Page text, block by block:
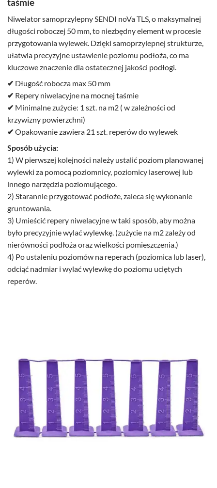
Niwelator samoprzylepny SENDI noVa TLS, o maksymalnej
długości roboczej 50 mm, to niezbędny element w procesie
przygotowania wylewek. Dzięki samoprzylepnej strukturze,
ułatwia precyzyjne ustawienie poziomu podłoża, co ma
kluczowe znaczenie dla ostatecznej jakości podłogi.
✔ Długość robocza max 50 mm
✔ Repery niwelacyjne na mocnej taśmie
✔ Minimalne zużycie: 1 szt. na m2 ( w zależności od
krzywizny powierzchni)
✔ Opakowanie zawiera 21 szt. reperów do wylewek
Sposób użycia:
1) W pierwszej kolejności należy ustalić poziom planowanej
wylewki za pomocą poziomnicy, poziomicy laserowej lub
innego narzędzia poziomującego.
2) Starannie przygotować podłoże, zaleca się wykonanie
gruntowania.
3) Umieścić repery niwelacyjne w taki sposób, aby można
było precyzyjnie wylać wylewkę. (zużycie na m2 zależy od
nierówności podłoża oraz wielkości pomieszczenia.)
4) Po ustaleniu poziomów na reperach (poziomica lub laser),
odciąć nadmiar i wylać wylewkę do poziomu uciętych
reperów.